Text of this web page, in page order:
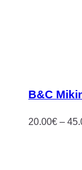
B&C
20.00€ –